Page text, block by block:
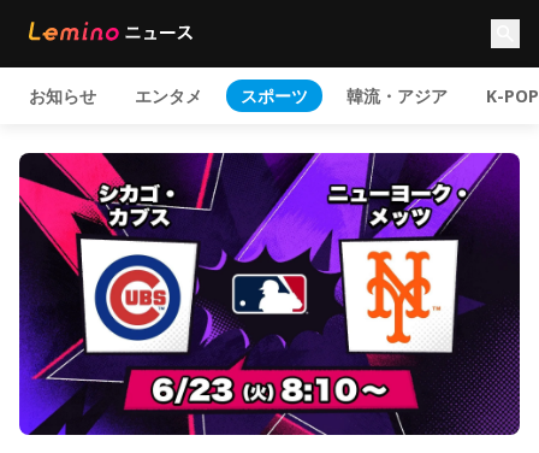
お知らせ エンタメ スポーツ 韓流・アジア K-POP